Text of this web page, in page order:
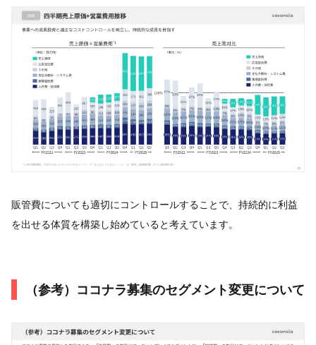
販管費についても適切にコントロールすることで、持続的に利益
を出せる体質を構築し始めていると考えています。
（参考）ココナラ募集のセグメント変更について